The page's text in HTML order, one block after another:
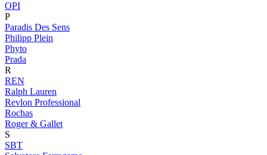
OPI
P
Paradis Des Sens
Philipp Plein
Phyto
Prada
R
REN
Ralph Lauren
Revlon Professional
Rochas
Roger & Gallet
S
SBT